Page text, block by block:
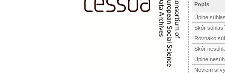
Popis
Úplne
Skôr
Rovnako
Skôr
Úplne
Neviem si